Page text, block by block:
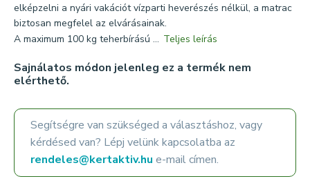
elképzelni a nyári vakációt vízparti heverészés nélkül, a matrac
biztosan megfelel az elvárásainak.
A maximum 100 kg teherbírású ... Teljes leírás
Sajnálatos módon jelenleg ez a termék nem
elérthető.
Segítségre van szükséged a választáshoz, vagy
kérdésed van? Lépj velünk kapcsolatba az
rendeles@kertaktiv.hu e-mail címen.